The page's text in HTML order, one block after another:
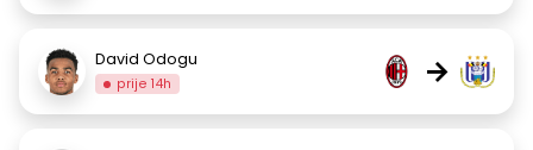
David Odogu
prije 14h →